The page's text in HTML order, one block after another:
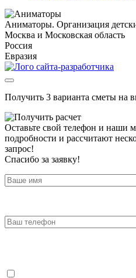
Аниматоры. Организация
Москва и Московская область
Россия
Евразия
Получить 3 варианта сметы на
Оставьте свой телефон и наши
подробности и рассчитают
запрос!
Спасибо за заявку!